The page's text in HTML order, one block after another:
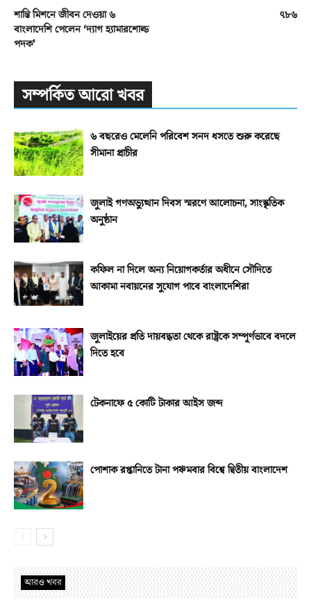
শান্তি মিশনে জীবন দেওয়া ৬
বাংলাদেশি পেলেন ‘দ্যাগ হ্যামারশোল্ড
পদক’
৭৮৬
সম্পর্কিত আরো খবর
৬ বছরেও মেলেনি পরিবেশ সনদ ধসতে শুরু করেছে
সীমানা প্রাচীর
জুলাই গণঅভ্যুত্থান দিবস স্মরণে আলোচনা, সাংস্কৃতিক
অনুষ্ঠান
কফিল না দিলে অন্য নিয়োগকর্তার অধীনে সৌদিতে
আকামা নবায়নের সুযোগ পাবে বাংলাদেশিরা
জুলাইয়ের প্রতি দায়বদ্ধতা থেকে রাষ্ট্রকে সম্পূর্ণভাবে বদলে
দিতে হবে
টেকনাফে ৫ কোটি টাকার আইস জব্দ
পোশাক রপ্তানিতে টানা পঞ্চমবার বিশ্বে দ্বিতীয় বাংলাদেশ
আরও খবর